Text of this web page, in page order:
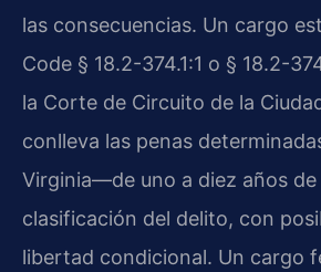
las consecuencias. Un cargo
Code § 18.2-374.1:1 o § 18.2-
la Corte de Circuito de la
conlleva las penas
Virginia—de uno a diez años de
clasificación del delito, con
libertad condicional. Un cargo